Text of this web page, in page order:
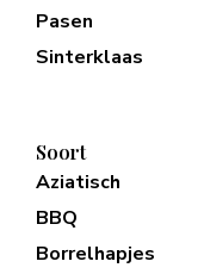
Pasen
Sinterklaas
Soort
Aziatisch
BBQ
Borrelhapjes